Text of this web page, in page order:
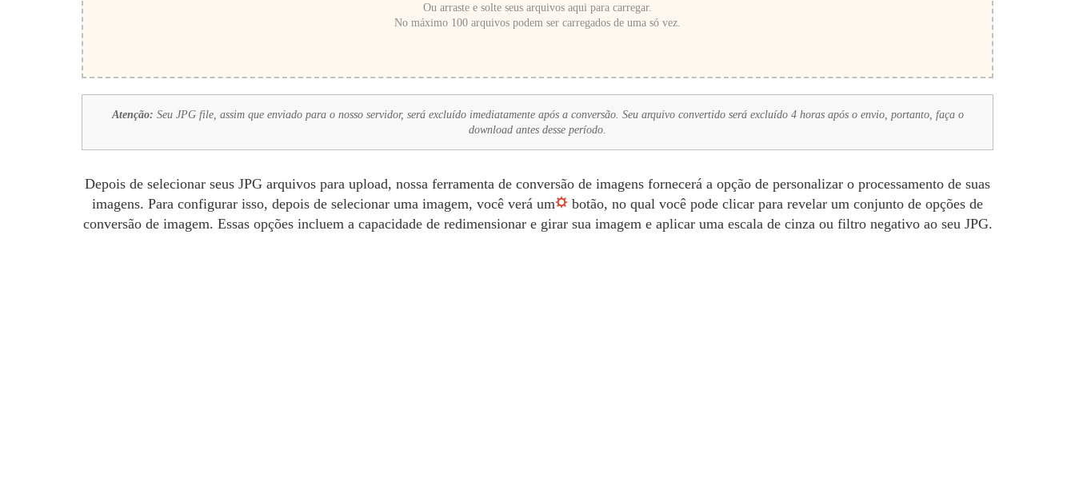
Ou arraste e solte seus arquivos aqui para carregar.
No máximo 100 arquivos podem ser carregados de uma só vez.
Atenção: Seu JPG file, assim que enviado para o nosso servidor, será excluído imediatamente após a conversão. Seu arquivo convertido será excluído 4 horas após o envio, portanto, faça o
download antes desse período.
Depois de selecionar seus JPG arquivos para upload, nossa ferramenta de conversão de imagens fornecerá a opção de personalizar o processamento de suas
imagens. Para configurar isso, depois de selecionar uma imagem, você verá um
botão, no qual você pode clicar para revelar um conjunto de opções de
conversão de imagem. Essas opções incluem a capacidade de redimensionar e girar sua imagem e aplicar uma escala de cinza ou filtro negativo ao seu JPG.